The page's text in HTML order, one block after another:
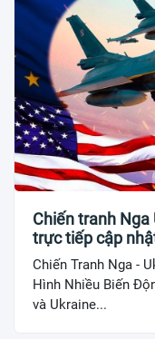
Chiến tranh
trực tiếp cập
Chiến Tranh Nga -
Hình Nhiều Biến
và Ukraine...